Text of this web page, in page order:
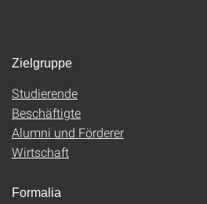
Zielgruppe
Studierende
Beschäftigte
Alumni und Förderer
Wirtschaft
Formalia